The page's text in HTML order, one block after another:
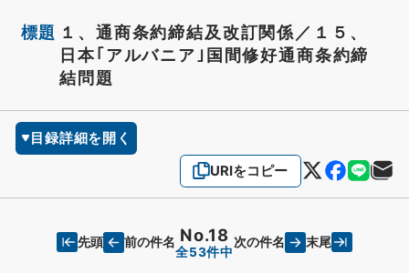
標題 １、通商条約締結及改訂関係／１５、
日本｢アルバニア｣国間修好通商条約締
結問題
目録詳細を開く
URIをコピー
先頭 前の件名 No.18
全53件中
次の件名 末尾